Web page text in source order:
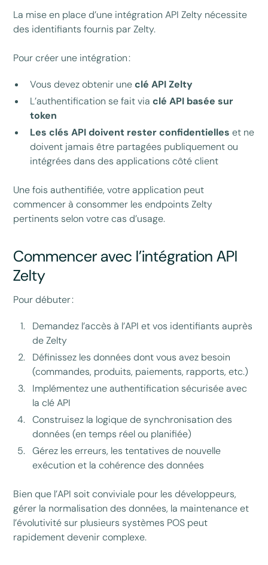
La mise en place d’une intégration API Zelty nécessite
des identifiants fournis par Zelty.
Pour créer une intégration :
Vous devez obtenir uneclé API Zelty
L’authentification se fait viaclé API basée sur
token
Les clés API doivent rester confidentielles et ne
doivent jamais être partagées publiquement ou
intégrées dans des applications côté client
Une fois authentifiée, votre application peut
commencer à consommer les endpoints Zelty
pertinents selon votre cas d’usage.
Commencer avec l’intégration API
Zelty
Pour débuter :
Demandez l’accès à l’API et vos identifiants auprès
de Zelty
Définissez les données dont vous avez besoin
(commandes, produits, paiements, rapports, etc.)
Implémentez une authentification sécurisée avec
la clé API
Construisez la logique de synchronisation des
données (en temps réel ou planifiée)
Gérez les erreurs, les tentatives de nouvelle
exécution et la cohérence des données
Bien que l’API soit conviviale pour les développeurs,
gérer la normalisation des données, la maintenance et
l’évolutivité sur plusieurs systèmes POS peut
rapidement devenir complexe.